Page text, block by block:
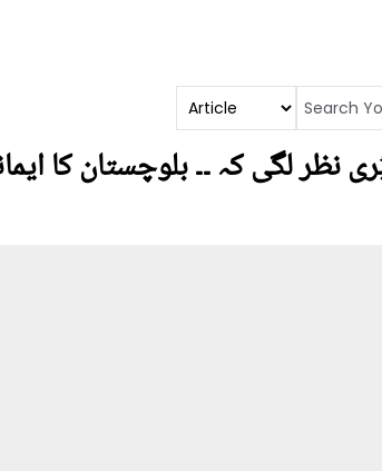
نظر لگی کہ ۔۔ بلوچستان کا